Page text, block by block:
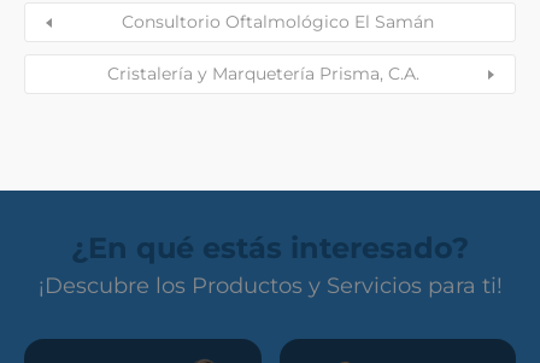
Consultorio Oftalmológico El Samán
Cristalería y Marquetería Prisma, C.A.
¿En qué estás interesado?
¡Descubre los Productos y Servicios para ti!